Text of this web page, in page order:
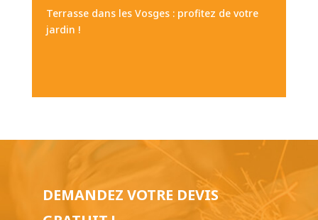
Terrasse dans les Vosges : profitez de votre
jardin !
DEMANDEZ VOTRE DEVIS